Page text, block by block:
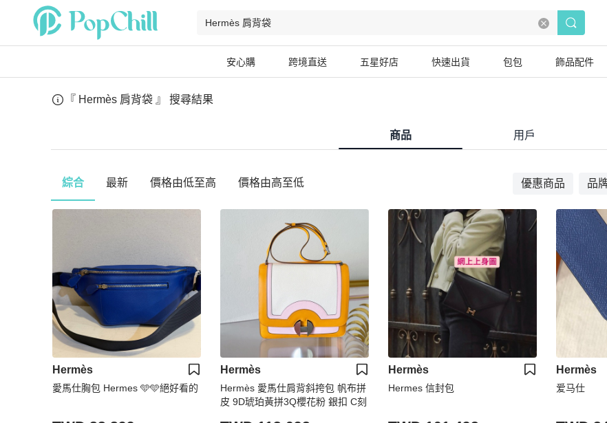
安心購 跨境直送 五星好店 快速出貨 包包 飾品配件
『 Hermès 肩背袋 』 搜尋結果
商品 用戶
綜合 最新 價格由低至高 價格由高至低 優惠商品 品
Hermès
愛馬仕胸包 Hermes 🩵🩵絕好看的
Hermès
Hermès 愛馬仕肩背斜挎包 帆布拼
皮 9D琥珀黃拼3Q櫻花粉 銀扣 C刻
Hermès
Hermes 信封包
Hermès
爱马仕